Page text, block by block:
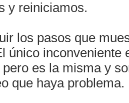
y reiniciamos.
los pasos que
único inconveniente
es la misma y
que haya problema.